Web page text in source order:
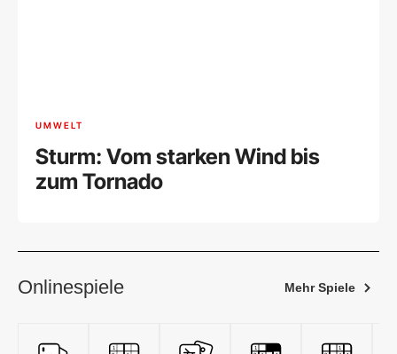
UMWELT
Sturm: Vom starken Wind bis
zum Tornado
Onlinespiele Mehr Spiele